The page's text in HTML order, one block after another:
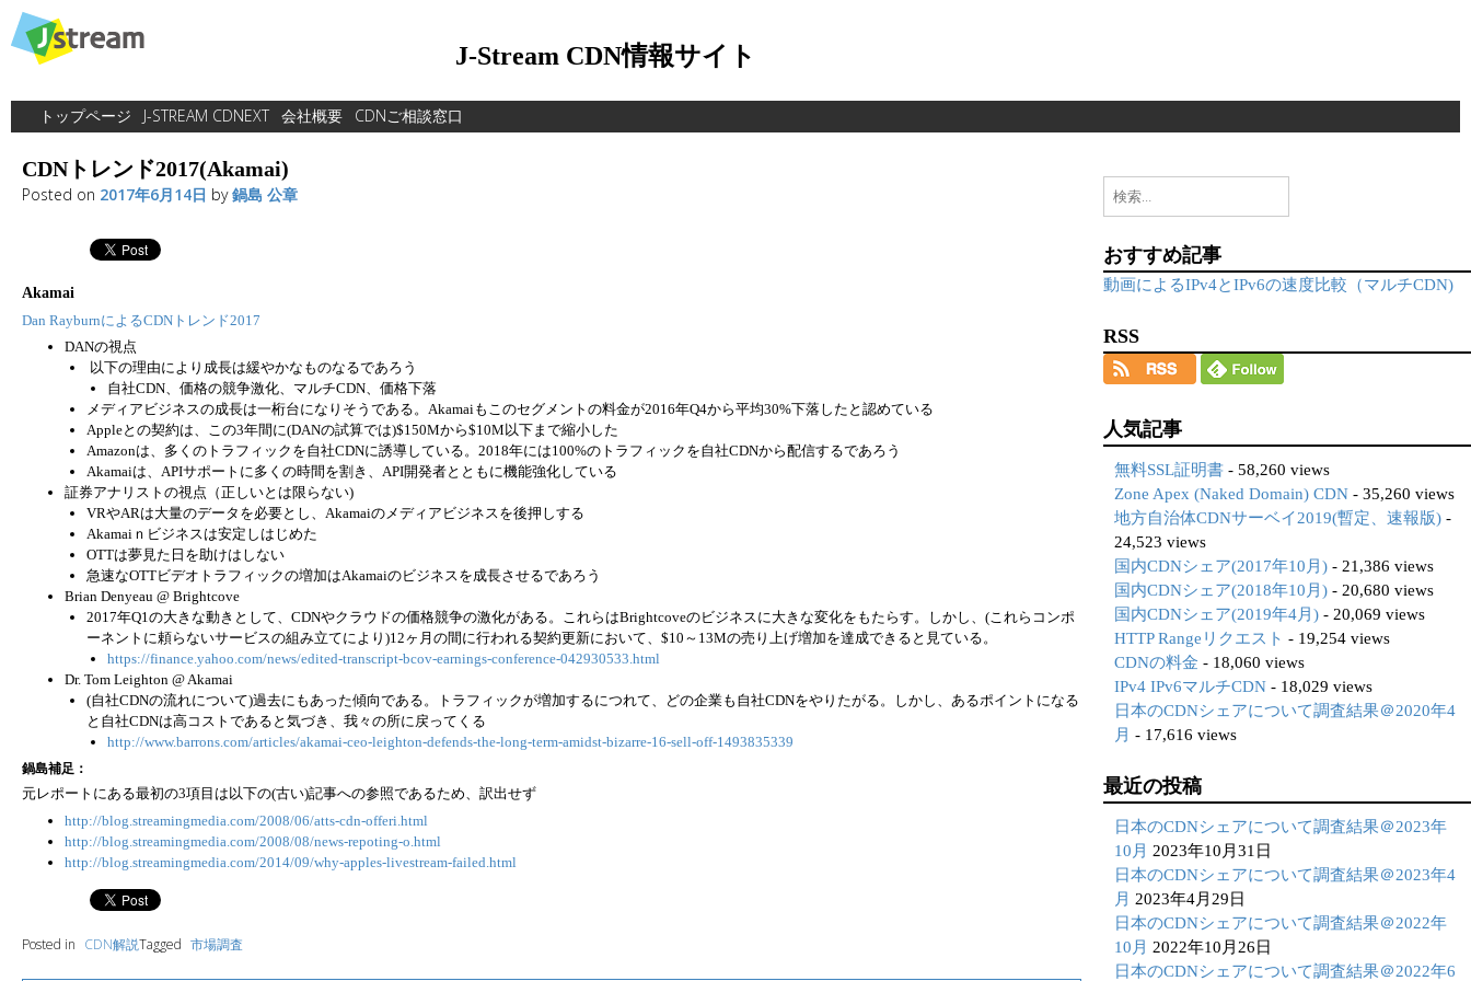
Skip
content
J-Stream CDN情報サイト
トップページ J-STREAM CDNEXT 会社概要 CDNご相談窓口
CDNトレンド2017(Akamai)
Posted on 2017年6月14日 by鍋島 公章
Akamai
Dan RayburnによるCDNトレンド2017
DANの視点
以下の理由により成長は緩やかなものなるであろう
自社CDN、価格の競争激化、マルチCDN、価格下落
メディアビジネスの成長は一桁台になりそうである。Akamaiもこのセグメントの料金が2016年Q4から平均30%下落したと認めている
Appleとの契約は、この3年間に(DANの試算では)$150Mから$10M以下まで縮小した
Amazonは、多くのトラフィックを自社CDNに誘導している。2018年には100%のトラフィックを自社CDNから配信するであろう
Akamaiは、APIサポートに多くの時間を割き、API開発者とともに機能強化している
証券アナリストの視点（正しいとは限らない)
VRやARは大量のデータを必要とし、Akamaiのメディアビジネスを後押しする
Akamaiｎビジネスは安定しはじめた
OTTは夢見た日を助けはしない
急速なOTTビデオトラフィックの増加はAkamaiのビジネスを成長させるであろう
Brian Denyeau @ Brightcove
2017年Q1の大きな動きとして、CDNやクラウドの価格競争の激化がある。これらはBrightcoveのビジネスに大きな変化をもたらす。しかし、(これらコンポ
ーネントに頼らないサービスの組み立てにより)12ヶ月の間に行われる契約更新において、$10～13Mの売り上げ増加を達成できると見ている。
https://finance.yahoo.com/news/edited-transcript-bcov-earnings-conference-042930533.html
Dr. Tom Leighton @ Akamai
(自社CDNの流れについて)過去にもあった傾向である。トラフィックが増加するにつれて、どの企業も自社CDNをやりたがる。しかし、あるポイントになる
と自社CDNは高コストであると気づき、我々の所に戻ってくる
http://www.barrons.com/articles/akamai-ceo-leighton-defends-the-long-term-amidst-bizarre-16-sell-off-1493835339
鍋島補足：
元レポートにある最初の3項目は以下の(古い)記事への参照であるため、訳出せず
http://blog.streamingmedia.com/2008/06/atts-cdn-offeri.html
http://blog.streamingmedia.com/2008/08/news-repoting-o.html
http://blog.streamingmedia.com/2014/09/why-apples-livestream-failed.html
Posted in CDN解説Tagged 市場調査
検
おすすめ記事
動画によるIPv4とIPv6の速度比較（マルチCDN)
RSS
人気記事
無料SSL証明書 - 58,260 views
Zone Apex (Naked Domain) CDN - 35,260 views
地方自治体CDNサーベイ2019(暫定、速報版) -
24,523 views
国内CDNシェア(2017年10月) - 21,386 views
国内CDNシェア(2018年10月) - 20,680 views
国内CDNシェア(2019年4月) - 20,069 views
HTTP Rangeリクエスト - 19,254 views
CDNの料金 - 18,060 views
IPv4 IPv6マルチCDN - 18,029 views
日本のCDNシェアについて調査結果＠2020年4
月 - 17,616 views
最近の投稿
日本のCDNシェアについて調査結果＠2023年
10月 2023年10月31日
日本のCDNシェアについて調査結果＠2023年4
月 2023年4月29日
日本のCDNシェアについて調査結果＠2022年
10月 2022年10月26日
日本のCDNシェアについて調査結果＠2022年6